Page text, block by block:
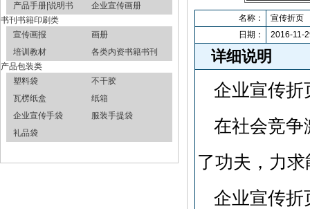
产品手册|说明书
企业宣传画册
书刊书籍印刷类
宣传画报
画册
培训教材
各类内资书籍书刊
产品包装类
塑料袋
不干胶
瓦楞纸盒
纸箱
企业宣传手袋
服装手提袋
礼品袋
名称：
宣传折页
日期：
2016-11-
详细说明
企业宣传折
在社会竞争
了功夫，力
企业宣传折